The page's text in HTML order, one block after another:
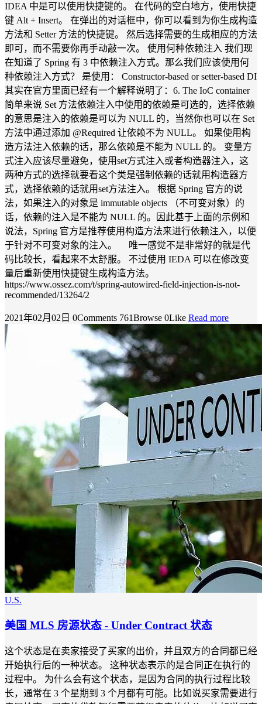
IDEA 中是可以使用快捷键的。 在代码的空白地方，使用快捷
键 Alt + Insert。 在弹出的对话框中，你可以看到为你生成构造
方法和 Setter 方法的快捷键。 然后选择需要的生成相应的方法
即可，而不需要你再手动敲一次。 使用何种依赖注入 我们现
在知道了 Spring 有 3 中依赖注入方式。那么我们应该使用何
种依赖注入方式？ 是使用： Constructor-based or setter-based DI
其实在官方里面已经有一个解释说明了：6. The IoC container
简单来说 Set 方法依赖注入中使用的依赖是可选的，选择依赖
的意思是注入的依赖是可以为 NULL 的，当然你也可以在 Set
方法中通过添加 @Required 让依赖不为 NULL。 如果使用构
造方法注入依赖的话，那么依赖是不能为 NULL 的。 变量方
式注入应该尽量避免，使用set方式注入或者构造器注入，这
两种方式的选择就要看这个类是强制依赖的话就用构造器方
式，选择依赖的话就用set方法注入。 根据 Spring 官方的说
法，如果注入的对象是 immutable objects （不可变对象）的
话，依赖的注入是不能为 NULL 的。因此基于上面的示例和
说法，Spring 官方是推荐使用构造方法来进行依赖注入，以便
于针对不可变对象的注入。 唯一感觉不是非常好的就是代
码比较长，看起来不太舒服。 不过使用 IEDA 可以在修改变
量后重新使用快捷键生成构造方法。
https://www.ossez.com/t/spring-autowired-field-injection-is-not-
recommended/13264/2
2021年02月02日 0Comments 761Browse 0Like Read more
U.S.
美国 MLS 房源状态 - Under Contract 状态
这个状态是在卖家接受了买家的出价，并且双方的合同都已经
开始执行后的一种状态。 这种状态表示的是合同正在执行的
过程中。 为什么会有这个状态，是因为合同的执行过程比较
长，通常在 3 个星期到 3 个月都有可能。比如说买家需要进行